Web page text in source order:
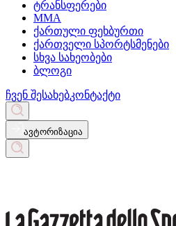
ტრანსფერები
MMA
ქართული ფეხბურთი
ქართველი სპორტსმენები
სხვა სახეობები
ბლოგი
ჩვენ შესახებკონტაქტი
ავტორიზაცია